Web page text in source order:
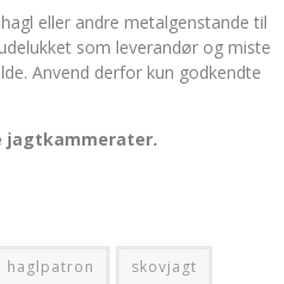
eller andre metalgenstande til
som leverandør og miste
Anvend derfor kun godkendte
jagtkammerater.
haglpatron skovjagt